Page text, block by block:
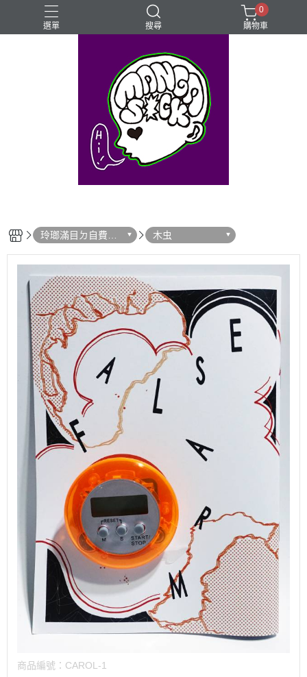
選單 搜尋
⊰⊱꧁LGBTQIA꧂⊰⊱
Mangasick Love
Mangasick出版！(੭•̀ᴗ•̀)
動物 實驗
0
購物車
玲瑯滿目ㄉ自費出
版！
木虫
商品編號： CAROL-1